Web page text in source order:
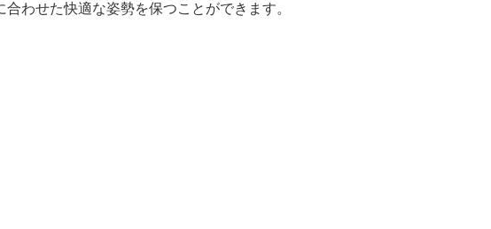
わせた快適な姿勢を保つことができます。